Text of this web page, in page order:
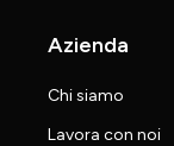
Azienda
Chi siamo
Lavora con noi